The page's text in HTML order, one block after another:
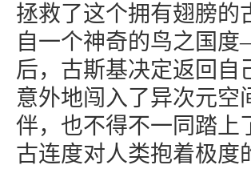
拯救了这个拥有翅膀的
自一个神奇的鸟之国
后，古斯基决定返回自
意外地闯入了异次元空
伴，也不得不一同踏上
古连度对人类抱着极度